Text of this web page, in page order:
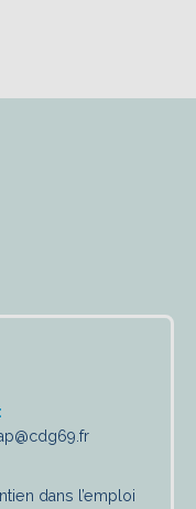
dans l’emploi